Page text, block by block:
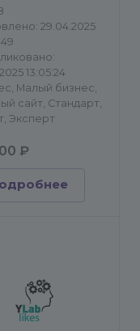
29.04.2025
13:05:24
Малый бизнес,
сайт, Стандарт,
Эксперт
₽